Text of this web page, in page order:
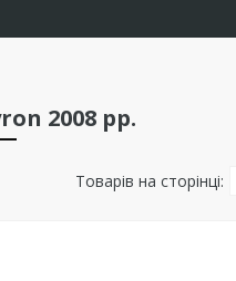
2008 рр.